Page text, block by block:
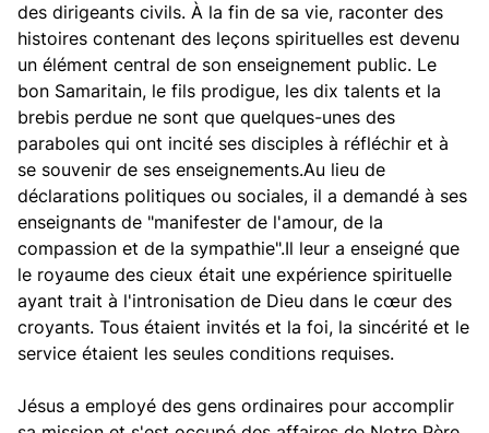
des dirigeants civils. À la fin de sa vie, raconter des
histoires contenant des leçons spirituelles est devenu
un élément central de son enseignement public. Le
bon Samaritain, le fils prodigue, les dix talents et la
brebis perdue ne sont que quelques-unes des
paraboles qui ont incité ses disciples à réfléchir et à
se souvenir de ses enseignements.Au lieu de
déclarations politiques ou sociales, il a demandé à ses
enseignants de "manifester de l'amour, de la
compassion et de la sympathie".Il leur a enseigné que
le royaume des cieux était une expérience spirituelle
ayant trait à l'intronisation de Dieu dans le cœur des
croyants. Tous étaient invités et la foi, la sincérité et le
service étaient les seules conditions requises.
Jésus a employé des gens ordinaires pour accomplir